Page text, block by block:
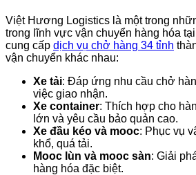
Việt Hương Logistics là một trong
trong lĩnh vực vận chuyển hàng hóa
cung cấp dịch vụ chở hàng 34 tỉnh
vận chuyển khác nhau:
Xe tải: Đáp ứng nhu cầu chở
việc giao nhận.
Xe container: Thích hợp cho
lớn và yêu cầu bảo quản cao.
Xe đầu kéo và mooc: Phục vụ
khổ, quá tải.
Mooc lùn và mooc sàn: Giải
hàng hóa đặc biệt.